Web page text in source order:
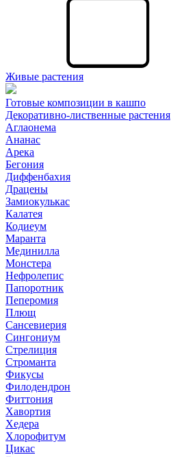
Живые растения
Готовые композиции в кашпо
Декоративно-лиственные растения
Аглаонема
Ананас
Арека
Бегония
Диффенбахия
Драцены
Замиокулькас
Калатея
Кодиеум
Маранта
Мединилла
Монстера
Нефролепис
Папоротник
Пеперомия
Плющ
Сансевиерия
Сингониум
Стрелиция
Строманта
Фикусы
Филодендрон
Фиттония
Хавортия
Хедера
Хлорофитум
Цикас